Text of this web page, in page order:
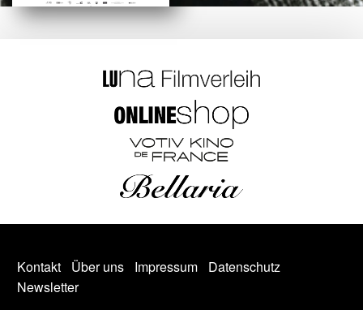
Kontakt Über uns Impressum
Datenschutz
Newsletter